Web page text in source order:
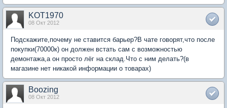
KOT1970
08 Окт 2012
Подскажите,почему не ставится барьер?В чате говорят,что после
покупки(70000к) он должен встать сам с возможностью
демонтажа,а он просто лёг на склад.Что с ним делать?(в
магазине нет никакой информации о товарах)
Boozing
08 Окт 2012